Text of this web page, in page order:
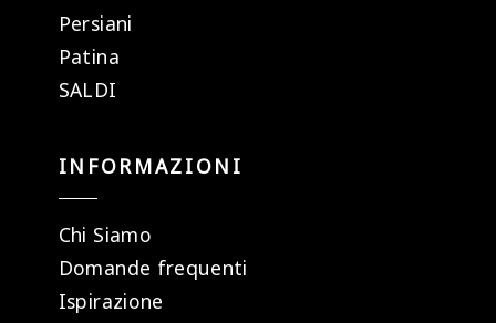
Persiani
Patina
SALDI
INFORMAZIONI
Chi Siamo
Domande frequenti
Ispirazione